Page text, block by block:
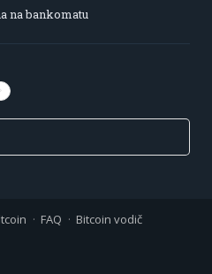
na bankomatu
FAQ
Bitcoin vodič